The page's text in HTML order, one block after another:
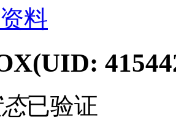
料
(UID:
已验证